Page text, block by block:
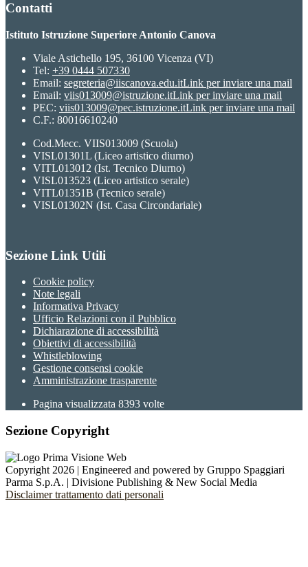
Contatti
Istituto Istruzione Superiore Antonio Canova
Viale Astichello 195, 36100 Vicenza (VI)
Tel: +39 0444 507330
Email: segreteria@iiscanova.edu.itLink per inviare una mail
Email: viis013009@istruzione.itLink per inviare una mail
PEC: viis013009@pec.istruzione.itLink per inviare una mail
C.F.: 80016610240
Cod.Mecc. VIIS013009 (Scuola)
VISL01301L (Liceo artistico diurno)
VITL013012 (Ist. Tecnico Diurno)
VISL013523 (Liceo artistico serale)
VITL01351B (Tecnico serale)
VISL01302N (Ist. Casa Circondariale)
Sezione Link Utili
Cookie policy
Note legali
Informativa Privacy
Ufficio Relazioni con il Pubblico
Dichiarazione di accessibilità
Obiettivi di accessibilità
Whistleblowing
Gestione consensi cookie
Amministrazione trasparente
Pagina visualizzata 8393 volte
Sezione Copyright
Copyright 2026 | Engineered and powered by Gruppo Spaggiari
Parma S.p.A. | Divisione Publishing & New Social Media
Disclaimer trattamento dati personali